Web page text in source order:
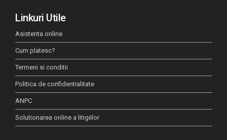
Linkuri Utile
Asistenta online
Cum platesc?
Termeni si conditii
Politica de confidentialitate
ANPC
Solutionarea online a litigiilor